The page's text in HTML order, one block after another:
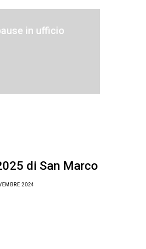
in ufficio
di San Marco
2024